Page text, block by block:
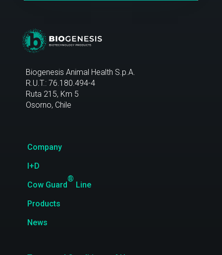
Biogenesis Animal Health S.p.A.
R.U.T.: 76.180.494-4
Ruta 215, Km 5
Osorno, Chile
Company
I+D
Cow Guard
®
Line
Products
News